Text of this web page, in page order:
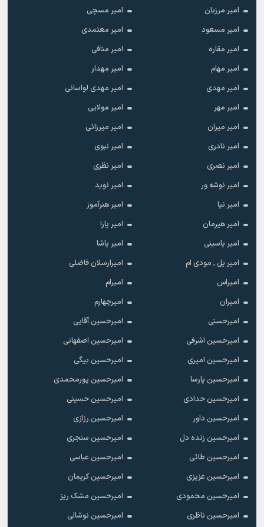
امیر مرزبان
امیر مسچی
امیر مسعود
امیر معتمدی
امیر مقاره
امیر منافی
امیر مهام
امیر مهدار
امیر مهدی
امیر مهدی لواسانی
امیر مهر
امیر مولایی
امیر میران
امیر میرزائی
امیر نادری
امیر نبوی
امیر نصری
امیر نظری
امیر نوشه ور
امیر نوید
امیر نیا
امیر هنرآموز
امیر هیرمان
امیر یارا
امیر یاسینی
امیر یاشا
امیر یل , مودی ام
امیرارسلان فاضلی
امیراس
امیرام
امیران
امیرچهارم
امیرحسنی
امیرحسین آقایی
امیرحسین اشرفی
امیرحسین اصفهانی
امیرحسین امیری
امیرحسین بیگی
امیرحسین پارسا
امیرحسین پورمحمدی
امیرحسین حدادی
امیرحسین حسینی
امیرحسین داور
امیرحسین رزازی
امیرحسین زنده دل
امیرحسین سنجری
امیرحسین طائی
امیرحسین عباسی
امیرحسین عزیزی
امیرحسین کریمان
امیرحسین محمودی
امیرحسین مشک ریز
امیرحسین ناظری
امیرحسین نوشالی